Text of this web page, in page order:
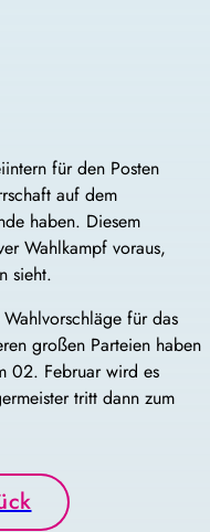
für den Posten
auf dem
haben. Diesem
Wahlkampf voraus,
sieht.
für das
großen Parteien haben
02. Februar wird es
tritt dann zum